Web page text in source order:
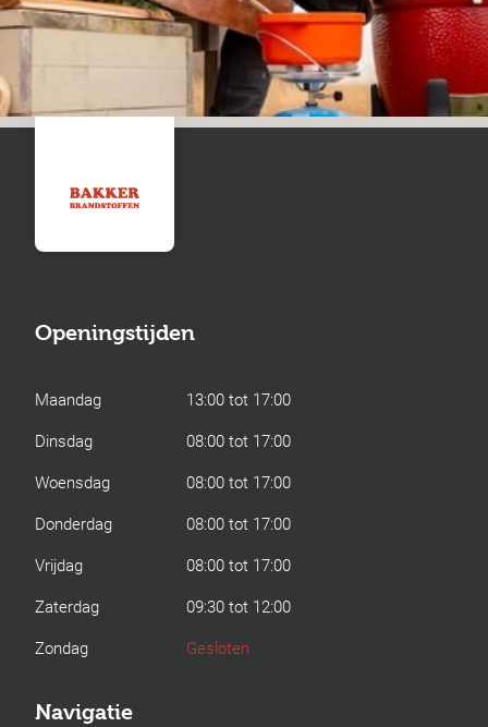
Openingstijden
Maandag
13:00 tot 17:00
Dinsdag
08:00 tot 17:00
Woensdag
08:00 tot 17:00
Donderdag
08:00 tot 17:00
Vrijdag
08:00 tot 17:00
Zaterdag
09:30 tot 12:00
Zondag
Gesloten
Navigatie